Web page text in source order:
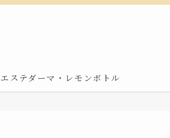
エステダーマ・レモンボトル